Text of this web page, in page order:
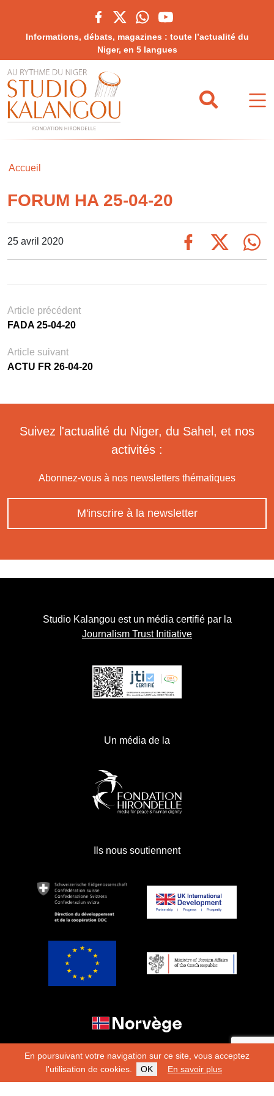
En poursuivant votre navigation sur ce site, vous acceptez
l'utilisation de cookies.
OK En savoir plus
Informations, débats, magazines : toute l’actualité du
Niger, en 5 langues
Accueil
FORUM HA 25-04-20
25 avril 2020
Article précédent
FADA 25-04-20
Article suivant
ACTU FR 26-04-20
Suivez l'actualité du Niger, du Sahel, et nos
activités :
Abonnez-vous à nos newsletters thématiques
M'inscrire à la newsletter
Studio Kalangou est un média certifié par la
Journalism Trust Initiative
Un média de la
Ils nous soutiennent